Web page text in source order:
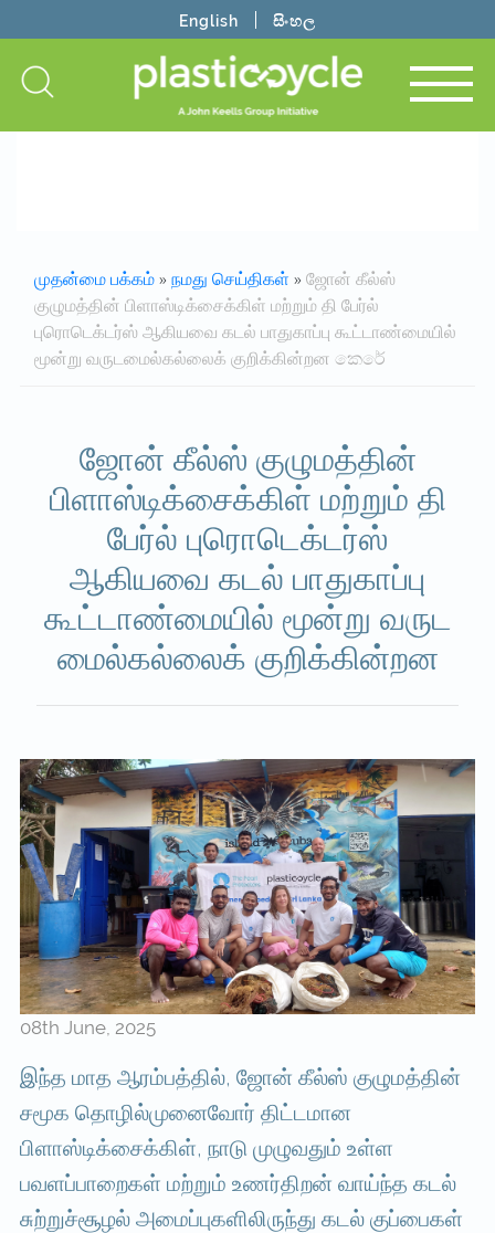
English සිංහල
முதன்மை பக்கம்» நமது செய்திகள் » ஜோன் கீல்ஸ்
குழுமத்தின் பிளாஸ்டிக்சைக்கிள் மற்றும் தி பேர்ல்
புரொடெக்டர்ஸ் ஆகியவை கடல் பாதுகாப்பு கூட்டாண்மையில்
மூன்று வருடமைல்கல்லைக் குறிக்கின்றன කෙරේ
ஜோன் கீல்ஸ் குழுமத்தின்
பிளாஸ்டிக்சைக்கிள் மற்றும் தி
பேர்ல் புரொடெக்டர்ஸ்
ஆகியவை கடல் பாதுகாப்பு
கூட்டாண்மையில் மூன்று வருட
மைல்கல்லைக் குறிக்கின்றன
08th June, 2025
இந்த மாத ஆரம்பத்தில், ஜோன் கீல்ஸ் குழுமத்தின்
சமூக தொழில்முனைவோர் திட்டமான
பிளாஸ்டிக்சைக்கிள், நாடு முழுவதும் உள்ள
பவளப்பாறைகள் மற்றும் உணர்திறன் வாய்ந்த கடல்
சுற்றுச்சூழல் அமைப்புகளிலிருந்து கடல் குப்பைகள்